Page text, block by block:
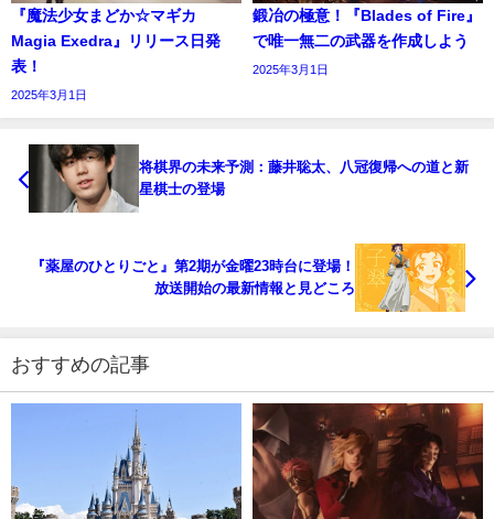
『魔法少女まどか☆マギカ
Magia Exedra』リリース日発
表！
2025年3月1日
鍛冶の極意！『Blades of Fire』
で唯一無二の武器を作成しよう
2025年3月1日
将棋界の未来予測：藤井聡太、八冠復帰への道と新
星棋士の登場
『薬屋のひとりごと』第2期が金曜23時台に登場！
放送開始の最新情報と見どころ
おすすめの記事